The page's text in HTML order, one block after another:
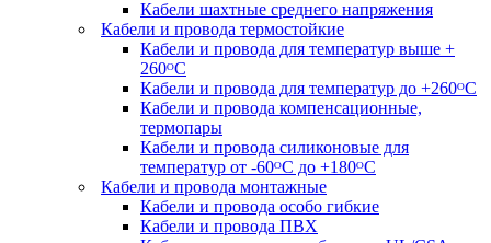
Кабели шахтные среднего напряжения
Кабели и провода термостойкие
Кабели и провода для температур выше +
260ᴼС
Кабели и провода для температур до +260ᴼС
Кабели и провода компенсационные,
термопары
Кабели и провода силиконовые для
температур от -60ᴼC до +180ᴼС
Кабели и провода монтажные
Кабели и провода особо гибкие
Кабели и провода ПВХ